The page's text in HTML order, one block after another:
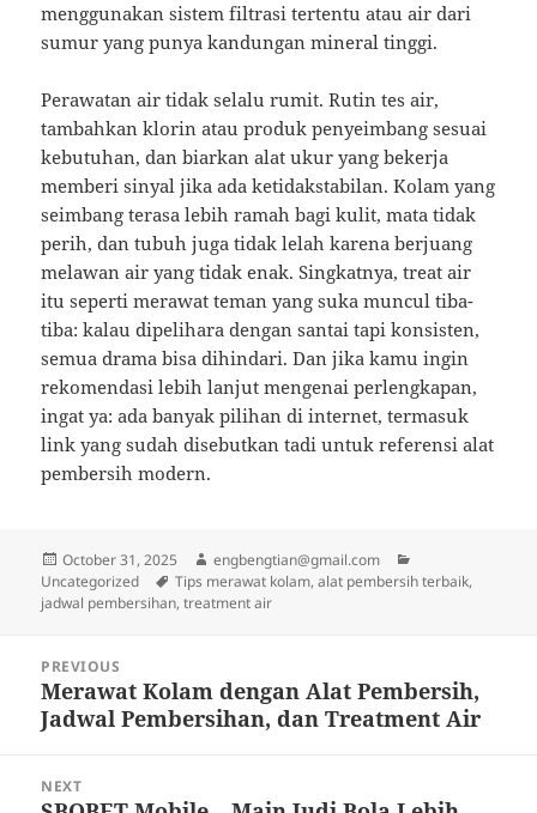
menggunakan sistem filtrasi tertentu atau air dari
sumur yang punya kandungan mineral tinggi.
Perawatan air tidak selalu rumit. Rutin tes air,
tambahkan klorin atau produk penyeimbang sesuai
kebutuhan, dan biarkan alat ukur yang bekerja
memberi sinyal jika ada ketidakstabilan. Kolam yang
seimbang terasa lebih ramah bagi kulit, mata tidak
perih, dan tubuh juga tidak lelah karena berjuang
melawan air yang tidak enak. Singkatnya, treat air
itu seperti merawat teman yang suka muncul tiba-
tiba: kalau dipelihara dengan santai tapi konsisten,
semua drama bisa dihindari. Dan jika kamu ingin
rekomendasi lebih lanjut mengenai perlengkapan,
ingat ya: ada banyak pilihan di internet, termasuk
link yang sudah disebutkan tadi untuk referensi alat
pembersih modern.
Posted
on
October 31, 2025 Author
engbengtian@gmail.com
Uncategorized
Tags
Tips merawat kolam, alat pembersih terbaik,
jadwal pembersihan, treatment air
navigation
PREVIOUS
Previous
post:
Merawat Kolam dengan Alat Pembersih,
Jadwal Pembersihan, dan Treatment Air
NEXT